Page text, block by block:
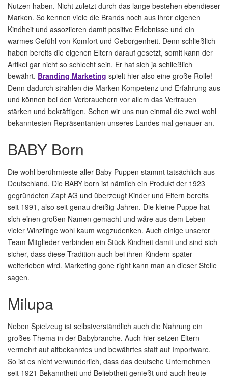
Nutzen haben. Nicht zuletzt durch das lange bestehen ebendieser
Marken. So kennen viele die Brands noch aus ihrer eigenen
Kindheit und assoziieren damit positive Erlebnisse und ein
warmes Gefühl von Komfort und Geborgenheit. Denn schließlich
haben bereits die eigenen Eltern darauf gesetzt, somit kann der
Artikel gar nicht so schlecht sein. Er hat sich ja schließlich
bewährt. Branding Marketing spielt hier also eine große Rolle!
Denn dadurch strahlen die Marken Kompetenz und Erfahrung aus
und können bei den Verbrauchern vor allem das Vertrauen
stärken und bekräftigen. Sehen wir uns nun einmal die zwei wohl
bekanntesten Repräsentanten unseres Landes mal genauer an.
BABY Born
Die wohl berühmteste aller Baby Puppen stammt tatsächlich aus
Deutschland. Die BABY born ist nämlich ein Produkt der 1923
gegründeten Zapf AG und überzeugt Kinder und Eltern bereits
seit 1991, also seit genau dreißig Jahren. Die kleine Puppe hat
sich einen großen Namen gemacht und wäre aus dem Leben
vieler Winzlinge wohl kaum wegzudenken. Auch einige unserer
Team Mitglieder verbinden ein Stück Kindheit damit und sind sich
sicher, dass diese Tradition auch bei ihren Kindern später
weiterleben wird. Marketing gone right kann man an dieser Stelle
sagen.
Milupa
Neben Spielzeug ist selbstverständlich auch die Nahrung ein
großes Thema in der Babybranche. Auch hier setzen Eltern
vermehrt auf altbekanntes und bewährtes statt auf Importware.
So ist es nicht verwunderlich, dass das deutsche Unternehmen
seit 1921 Bekanntheit und Beliebtheit genießt und auch heute